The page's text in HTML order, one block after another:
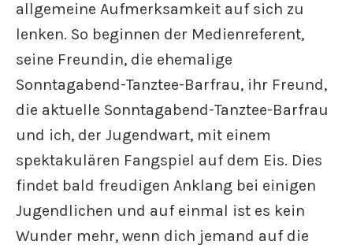
allgemeine Aufmerksamkeit auf sich zu
lenken. So beginnen der Medienreferent,
seine Freundin, die ehemalige
Sonntagabend-Tanztee-Barfrau, ihr Freund,
die aktuelle Sonntagabend-Tanztee-Barfrau
und ich, der Jugendwart, mit einem
spektakulären Fangspiel auf dem Eis. Dies
findet bald freudigen Anklang bei einigen
Jugendlichen und auf einmal ist es kein
Wunder mehr, wenn dich jemand auf die